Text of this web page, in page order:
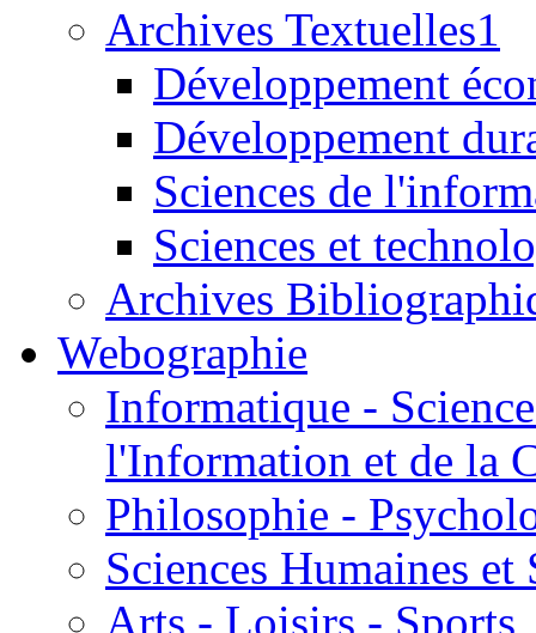
Archives Textuelles1
Développement
Développement
Sciences de
Sciences et
Archives
Webographie
Informatique -
l'Information et de la
Philosophie -
Sciences Humaines et
Arts - Loisirs - Sports